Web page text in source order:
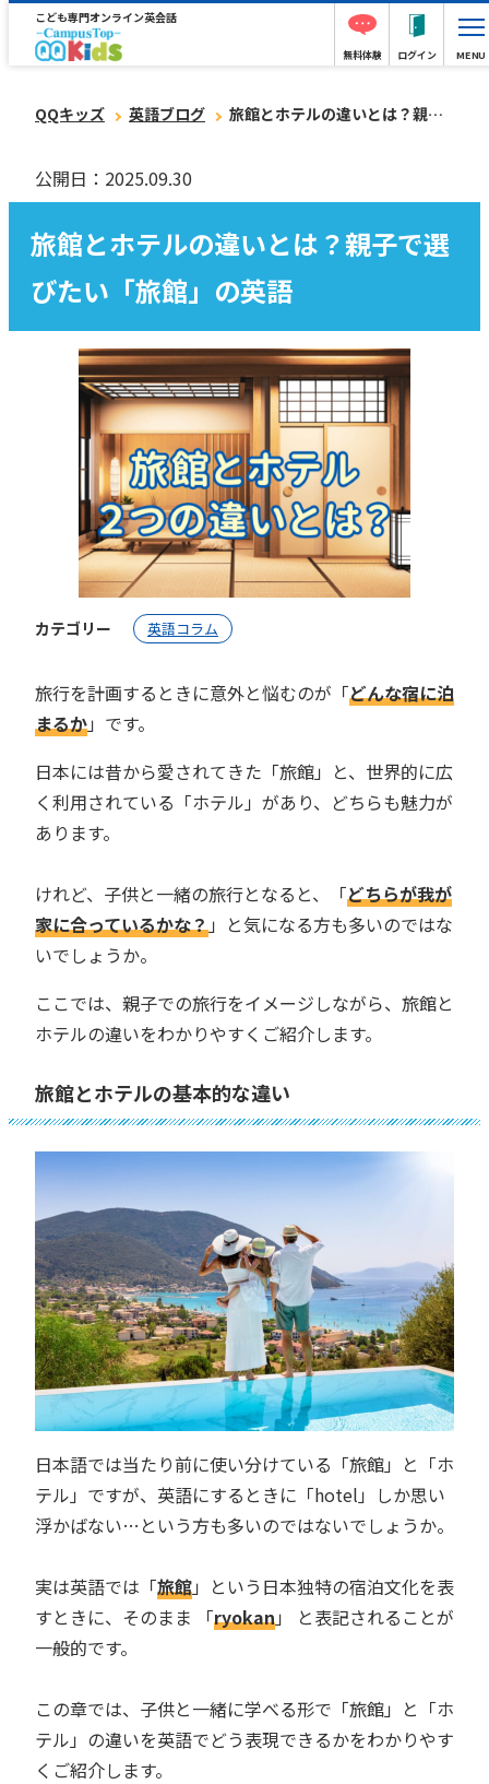
こども専門オンライン英会話
無料体験 ログイン MENU
QQキッズ 英語ブログ 旅館とホテルの違いとは？親子で選びたい「旅館」の英語
公開日：2025.09.30
旅館とホテルの違いとは？親子で選
びたい「旅館」の英語
カテゴリー 英語コラム
旅行を計画するときに意外と悩むのが「どんな宿に泊
まるか」です。
日本には昔から愛されてきた「旅館」と、世界的に広
く利用されている「ホテル」があり、どちらも魅力が
あります。
けれど、子供と一緒の旅行となると、「どちらが我が
家に合っているかな？」と気になる方も多いのではな
いでしょうか。
ここでは、親子での旅行をイメージしながら、旅館と
ホテルの違いをわかりやすくご紹介します。
旅館とホテルの基本的な違い
日本語では当たり前に使い分けている「旅館」と「ホ
テル」ですが、英語にするときに「hotel」しか思い
浮かばない…という方も多いのではないでしょうか。
実は英語では「旅館」という日本独特の宿泊文化を表
すときに、そのまま 「ryokan」 と表記されることが
一般的です。
この章では、子供と一緒に学べる形で「旅館」と「ホ
テル」の違いを英語でどう表現できるかをわかりやす
くご紹介します。